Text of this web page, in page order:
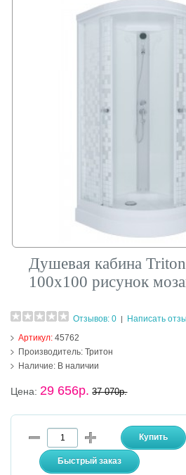
Душевая кабина
100х100 рисунок
Отзывов: 0
Написать
Артикул:45762
Производитель: Тритон
Наличие: В наличии
Цена:29 656р. 37 070р.